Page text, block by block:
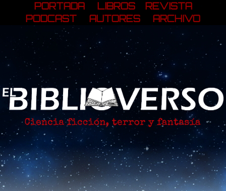
PORTADA LIBROS
REVISTA
PODCAST
AUTORES ARCHIVO